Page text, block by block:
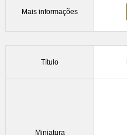
Mais informações
Título
Miniatura